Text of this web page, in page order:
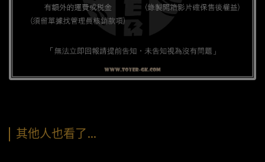
其他人也看了…